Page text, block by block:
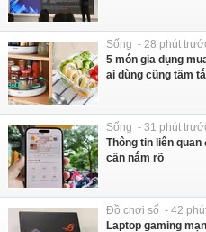
Sống - 28 phút
5 món gia dụng
ai dùng cũng tấm
Sống - 31 phút
Thông tin liên
cần nắm rõ
Đồ chơi số - 42
Laptop gaming